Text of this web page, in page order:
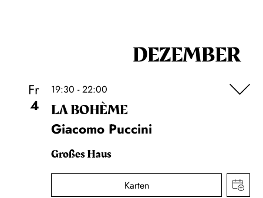
DEZEMBER
Fr
4
19:30 - 22:00
LA BOHÈME
Giacomo Puccini
Großes Haus
Karten